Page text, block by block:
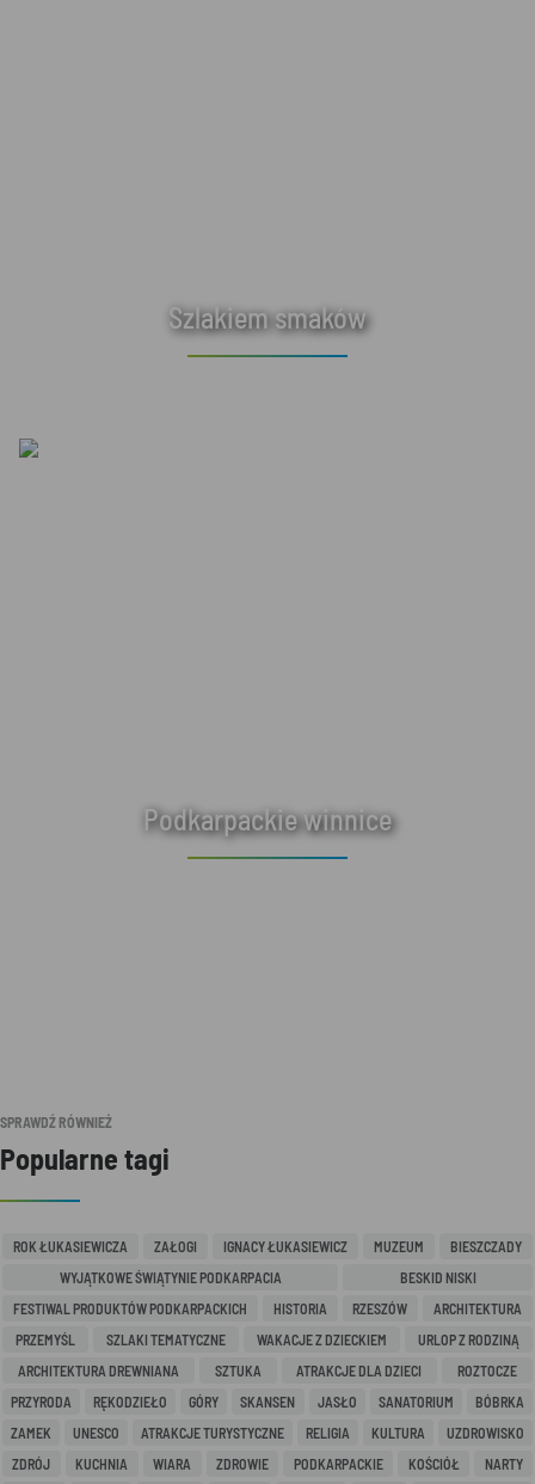
Szlakiem smaków
Podkarpackie winnice
SPRAWDŹ RÓWNIEŻ
Popularne tagi
ROK ŁUKASIEWICZA ZAŁOGI IGNACY ŁUKASIEWICZ MUZEUM
BIESZCZADY
WYJĄTKOWE ŚWIĄTYNIE PODKARPACIA
BESKID NISKI
FESTIWAL PRODUKTÓW PODKARPACKICH
HISTORIA RZESZÓW
ARCHITEKTURA
PRZEMYŚL
SZLAKI TEMATYCZNE WAKACJE Z DZIECKIEM
URLOP Z RODZINĄ
ARCHITEKTURA DREWNIANA
SZTUKA ATRAKCJE DLA DZIECI
ROZTOCZE
PRZYRODA
RĘKODZIEŁO GÓRY SKANSEN JASŁO SANATORIUM
BÓBRKA
ZAMEK
UNESCO ATRAKCJE TURYSTYCZNE RELIGIA KULTURA
UZDROWISKO
ZDRÓJ
KUCHNIA WIARA ZDROWIE PODKARPACKIE KOŚCIÓŁ
NARTY